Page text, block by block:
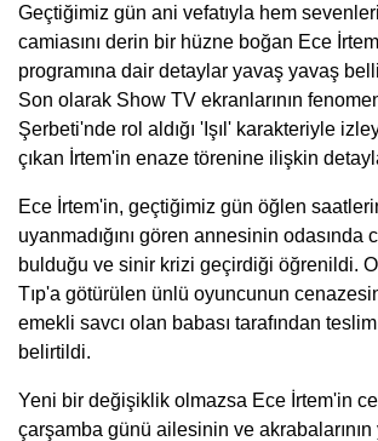
Geçtiğimiz gün ani vefatıyla hem
camiasını derin bir hüzne boğan Ece
programına dair detaylar yavaş yavaş
Son olarak Show TV ekranlarının
Şerbeti'nde rol aldığı 'Işıl' karakteriyle
çıkan İrtem'in enaze törenine ilişkin
Ece İrtem'in, geçtiğimiz gün öğlen
uyanmadığını gören annesinin odasında
bulduğu ve sinir krizi geçirdiği öğrenildi.
Tıp'a götürülen ünlü oyuncunun
emekli savcı olan babası tarafından teslim
belirtildi.
Yeni bir değişiklik olmazsa Ece İrtem'in
çarşamba günü ailesinin ve akrabalarının